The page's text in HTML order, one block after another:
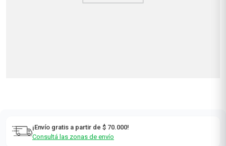
¡Envío gratis a partir de $ 70.000!
Consultá las zonas de envío